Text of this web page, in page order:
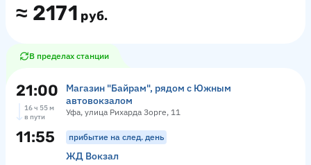
≈ 2171 руб.
В пределах станции
21:00
Магазин "Байрам", рядом с Южным
автовокзалом
Уфа, улица Рихарда Зорге, 11
16 ч 55 м
в пути
11:55 прибытие на след. день
ЖД Вокзал